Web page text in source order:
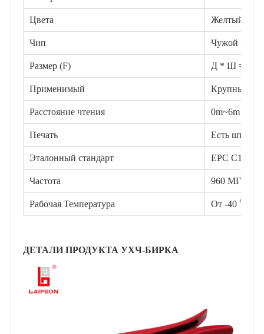
Цвета Желтый или
Чип Чужой H4
Размер (F) Д * Ш = 95
Применимый Крупный
Расстояние чтения 0m~6m
Печать Есть штрих-
Эталонный стандарт EPC
Частота 960 МГц
Рабочая Температура От -40 ℃ до
ДЕТАЛИ ПРОДУКТА УХЧ-БИРКА